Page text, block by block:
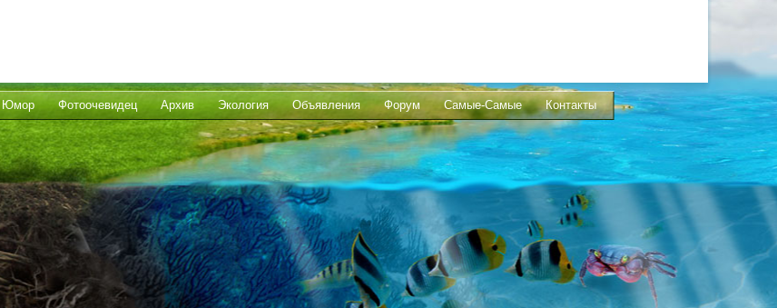
Юмор Фотоочевидец Архив Экология Объявления Форум Самые-Самые Контакты